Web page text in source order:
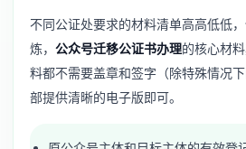
不同公证处要求的材料清单高高低低
炼， 公众号迁移公证书办理的核心材
料都不需要盖章和签字（除特殊情况
部提供清晰的电子版即可。